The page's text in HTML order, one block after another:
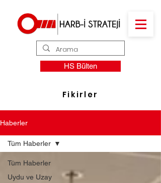
HS Bülten
Fikirler
Haberler
Tüm Haberler
Uydu ve Uzay
Tüm Haberler